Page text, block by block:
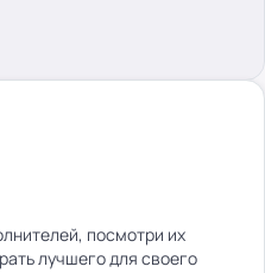
посмотри их
лучшего для своего